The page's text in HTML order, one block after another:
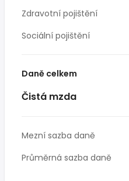
Zdravotní pojištění
Sociální pojištění
Daně celkem
Čistá mzda
Mezní sazba daně
Průměrná sazba daně